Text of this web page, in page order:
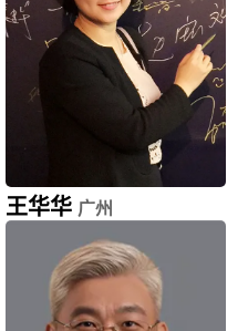
王华华 广州
云智达创科技
董事长及创始人